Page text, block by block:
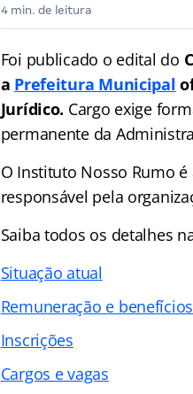
4 min. de leitura
Foi publicado o edital do
a Prefeitura Municipal
Jurídico. Cargo exige
permanente da
O Instituto Nosso Rumo
responsável pela
Saiba todos os detalhes
Situação atual
Remuneração e benefícios
Inscrições
Cargos e vagas